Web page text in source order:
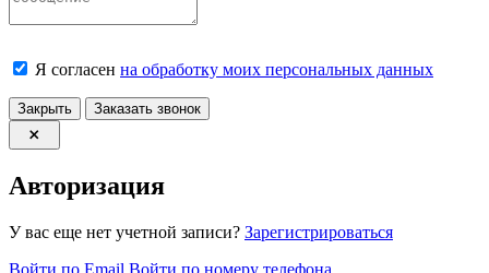
Я согласен на обработку моих персональных данных
Закрыть Заказать звонок
Авторизация
У вас еще нет учетной записи? Зарегистрироваться